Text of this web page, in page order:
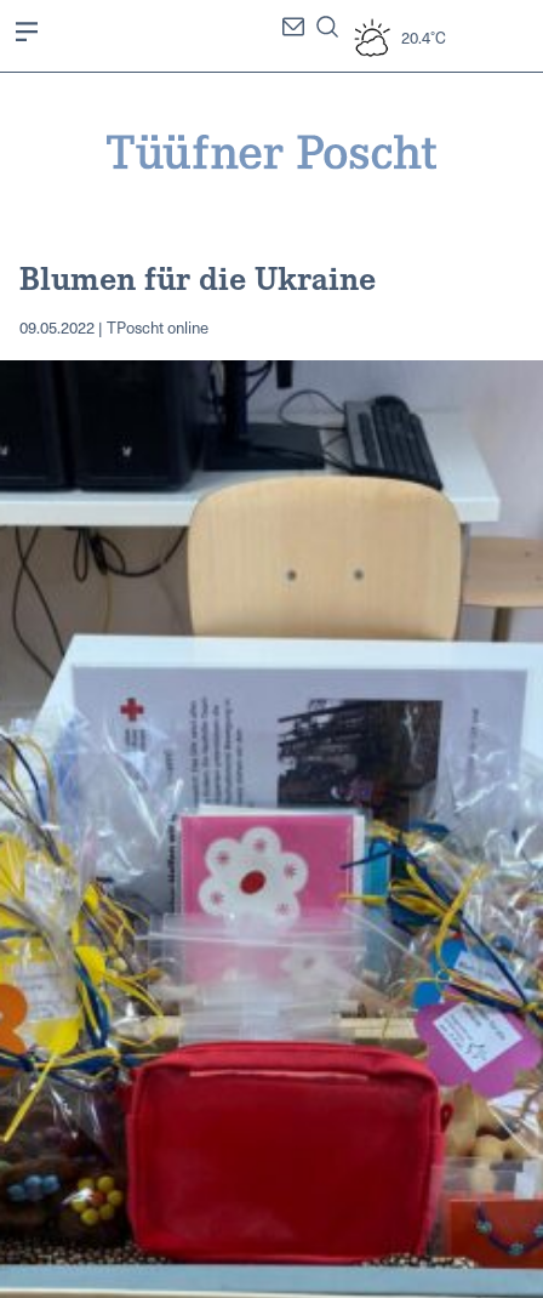
20.4°C
Blumen für die Ukraine
09.05.2022 | TPoscht online